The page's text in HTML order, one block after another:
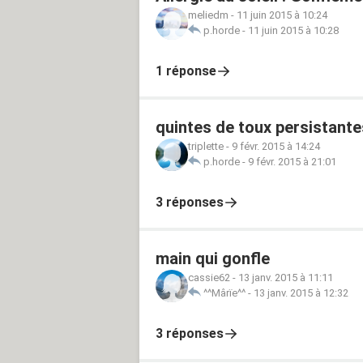
meliedm - 11 juin 2015 à 10:24
p.horde - 11 juin 2015 à 10:28
1 réponse
quintes de toux
triplette - 9 févr. 2015 à 14:24
p.horde - 9 févr. 2015 à 21:01
3 réponses
main qui gonfle
cassie62 - 13 janv. 2015 à 11:11
^^Mârïe^^ - 13 janv. 2015 à 12:32
3 réponses